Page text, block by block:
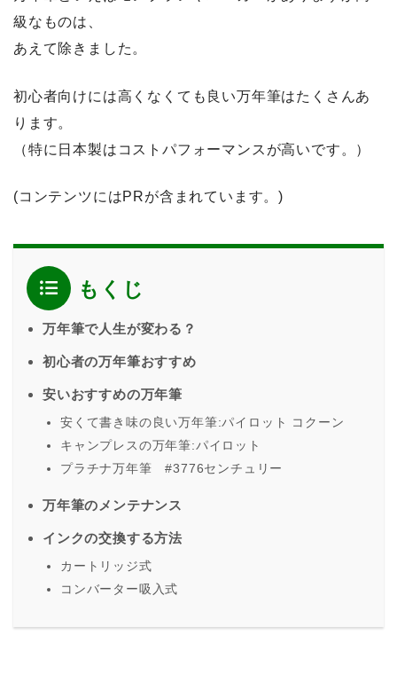
級なものは、
あえて除きました。
初心者向けには高くなくても良い万年筆はたくさんあ
ります。
（特に日本製はコストパフォーマンスが高いです。）
(コンテンツにはPRが含まれています。)
もくじ
万年筆で人生が変わる？
初心者の万年筆おすすめ
安いおすすめの万年筆
安くて書き味の良い万年筆:パイロット コクーン
キャンプレスの万年筆:パイロット
プラチナ万年筆 #3776センチュリー
万年筆のメンテナンス
インクの交換する方法
カートリッジ式
コンバーター吸入式